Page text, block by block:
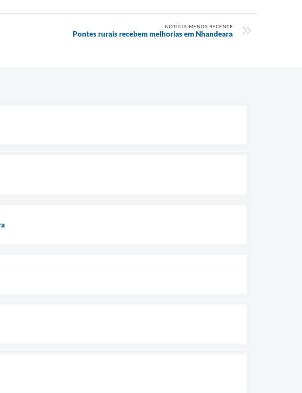
NOTÍCIA MENOS RECENTE
Pontes rurais recebem melhorias em Nhandeara